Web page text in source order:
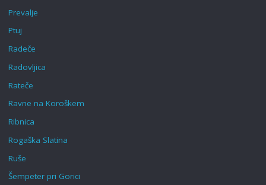
Prevalje
Ptuj
Radeče
Radovljica
Rateče
Ravne na Koroškem‎
Ribnica
Rogaška Slatina‎
Ruše
Šempeter pri Gorici